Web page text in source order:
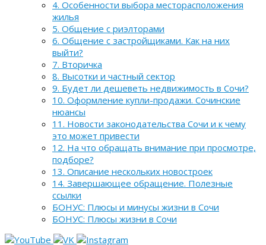
4. Особенности выбора месторасположения
жилья
5. Общение с риэлторами
6. Общение с застройщиками. Как на них
выйти?
7. Вторичка
8. Высотки и частный сектор
9. Будет ли дешеветь недвижимость в Сочи?
10. Оформление купли-продажи. Сочинские
нюансы
11. Новости законодательства Сочи и к чему
это может привести
12. На что обращать внимание при просмотре,
подборе?
13. Описание нескольких новостроек
14. Завершающее обращение. Полезные
ссылки
БОНУС: Плюсы и минусы жизни в Сочи
БОНУС: Плюсы жизни в Сочи